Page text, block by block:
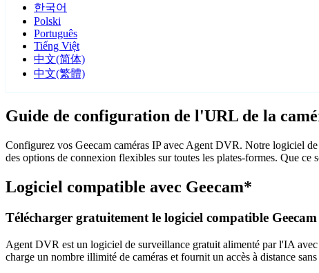
한국어
Polski
Português
Tiếng Việt
中文(简体)
中文(繁體)
Guide de configuration de l'URL de la
Configurez vos Geecam caméras IP avec Agent DVR. Notre logiciel
des options de connexion flexibles sur toutes les plates-formes. Que
Logiciel compatible avec Geecam*
Télécharger gratuitement le logiciel compatible Geecam
Agent DVR est un logiciel de surveillance gratuit alimenté par l'IA
charge un nombre illimité de caméras et fournit un accès à distance